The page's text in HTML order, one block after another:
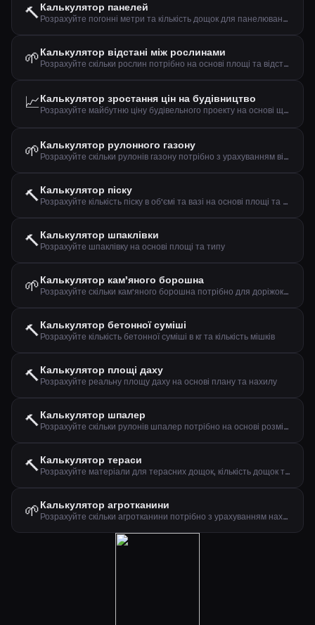
🔨Калькулятор панелей
Розрахуйте погонні метри та кількість дощок для панелювання
🌱Калькулятор відстані між рослинами
Розрахуйте скільки рослин потрібно на основі площі та відстані
📈Калькулятор зростання цін на будівництво
Розрахуйте майбутню ціну будівельного проекту на основі щорічного зростання цін у будівельній галузі.
🌱Калькулятор рулонного газону
Розрахуйте скільки рулонів газону потрібно з урахуванням відходів
🔨Калькулятор піску
Розрахуйте кількість піску в об'ємі та вазі на основі площі та товщини
🔨Калькулятор шпаклівки
Розрахуйте шпаклівку на основі площі та типу
🌱Калькулятор кам'яного борошна
Розрахуйте скільки кам'яного борошна потрібно для доріжок, терас та основ
🔨Калькулятор бетонної суміші
Розрахуйте кількість бетонної суміші в кг та кількість мішків
🔨Калькулятор площі даху
Розрахуйте реальну площу даху на основі плану та нахилу
🔨Калькулятор шпалер
Розрахуйте скільки рулонів шпалер потрібно на основі розмірів стін
🔨Калькулятор тераси
Розрахуйте матеріали для терасних дощок, кількість дощок та шурупів
🌱Калькулятор агротканини
Розрахуйте скільки агротканини потрібно з урахуванням нахлесту